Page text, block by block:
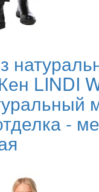
LINDI
-